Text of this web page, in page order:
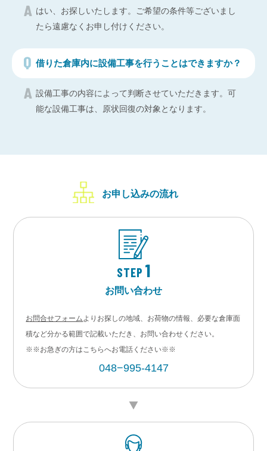
はい、お探しいたします。ご希望の条件等ございまし
たら遠慮なくお申し付けください。
借りた倉庫内に設備工事を行うことはできますか？
設備工事の内容によって判断させていただきます。可
能な設備工事は、原状回復の対象となります。
お申し込みの流れ
STEP 1
お問い合わせ
お問合せフォーム よりお探しの地域、お荷物の情報、必要な倉庫面
積など分かる範囲で記載いただき、お問い合わせください。
※※お急ぎの方はこちらへお電話ください※※
048−995-4147